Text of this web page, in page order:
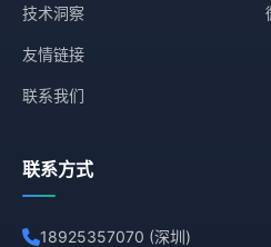
技术洞察
友情链接
联系我们
联系方式
18925357070 (深圳)